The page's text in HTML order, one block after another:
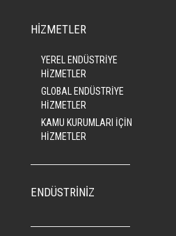
HİZMETLER
YEREL ENDÜSTRİYE
HİZMETLER
GLOBAL ENDÜSTRİYE
HİZMETLER
KAMU KURUMLARI İÇİN
HİZMETLER
ENDÜSTRİNİZ